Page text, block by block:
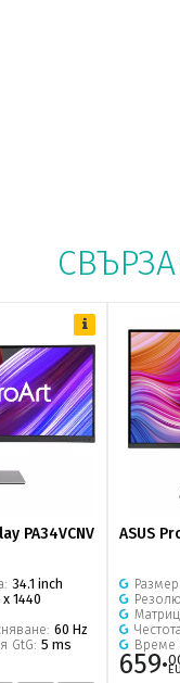
PA34VCNV
34.1 inch
1440
60 Hz
GtG: 5 ms
ASUS
Време
659·